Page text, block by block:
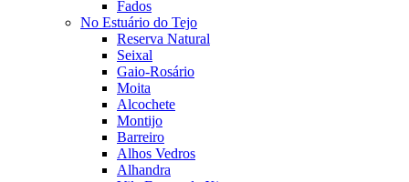
Fados
No Estuário do Tejo
Reserva Natural
Seixal
Gaio-Rosário
Moita
Alcochete
Montijo
Barreiro
Alhos Vedros
Alhandra